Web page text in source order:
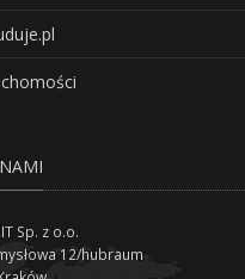
Sp. z o.o.
12/hubraum